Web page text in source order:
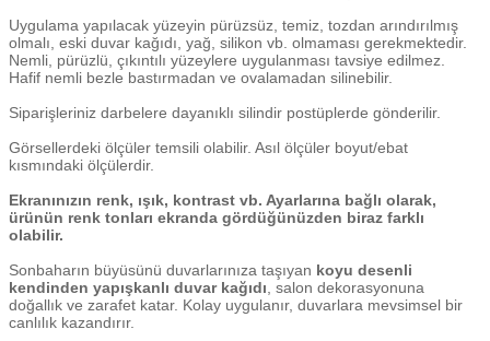
Uygulama yapılacak yüzeyin pürüzsüz, temiz, tozdan arındırılmış
olmalı, eski duvar kağıdı, yağ, silikon vb. olmaması gerekmektedir.
Nemli, pürüzlü, çıkıntılı yüzeylere uygulanması tavsiye edilmez.
Hafif nemli bezle bastırmadan ve ovalamadan silinebilir.
Siparişleriniz darbelere dayanıklı silindir postüplerde gönderilir.
Görsellerdeki ölçüler temsili olabilir. Asıl ölçüler boyut/ebat
kısmındaki ölçülerdir.
Ekranınızın renk, ışık, kontrast vb. Ayarlarına bağlı olarak,
ürünün renk tonları ekranda gördüğünüzden biraz farklı
olabilir.
Sonbaharın büyüsünü duvarlarınıza taşıyan koyu desenli
kendinden yapışkanlı duvar kağıdı , salon dekorasyonuna
doğallık ve zarafet katar. Kolay uygulanır, duvarlara mevsimsel bir
canlılık kazandırır.